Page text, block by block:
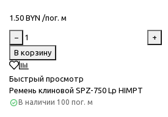
1.50 BYN /пог. м
−
+
В корзину
Быстрый просмотр
Ремень клиновой SPZ-750 Lp HIMPT
В наличии 100 пог. м